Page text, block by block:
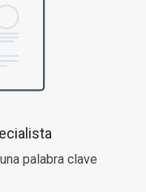
palabra clave